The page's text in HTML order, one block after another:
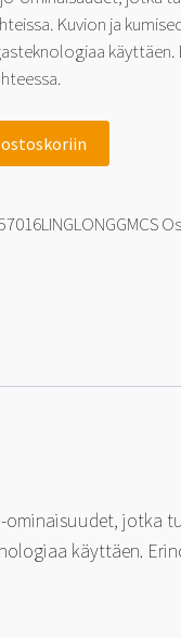
Kuvion ja
käyttäen.
ostoskoriin
ominaisuudet, jotka
käyttäen.